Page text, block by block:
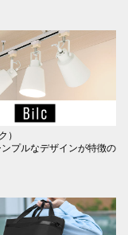
）
プルなデザインが特徴の